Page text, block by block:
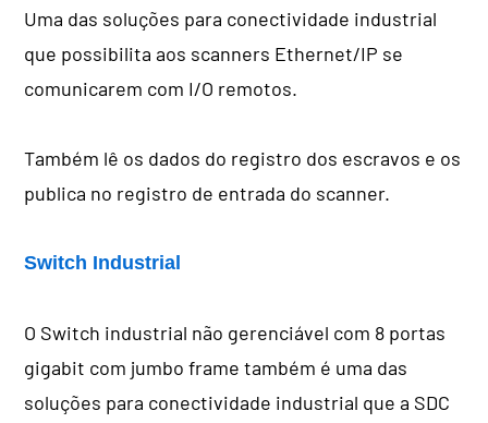
Uma das soluções para conectividade industrial
que possibilita aos scanners Ethernet/IP se
comunicarem com I/O remotos.
Também lê os dados do registro dos escravos e os
publica no registro de entrada do scanner.
Switch Industrial
O Switch industrial não gerenciável com 8 portas
gigabit com jumbo frame também é uma das
soluções para conectividade industrial que a SDC